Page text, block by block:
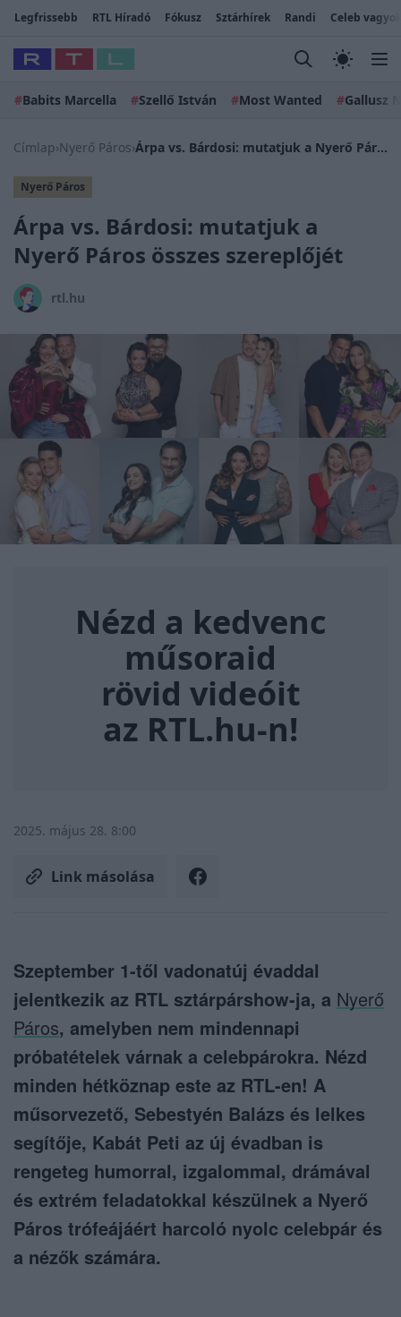
Legfrissebb RTL Híradó Fókusz Sztárhírek Randi Celeb
#Babits Marcella #Szellő István #Most Wanted #Gallusz
Címlap›Nyerő Páros› Árpa vs. Bárdosi: mutatjuk a Nyerő Páros összes szereplőjét
Nyerő Páros
Árpa vs. Bárdosi: mutatjuk a
Nyerő Páros összes szereplőjét
rtl.hu
Nézd a kedvenc
műsoraid
rövid videóit
az RTL.hu-n!
2025. május 28. 8:00
Link másolása
Szeptember 1-től vadonatúj évaddal
jelentkezik az RTL sztárpárshow-ja, a Nyerő
Páros, amelyben nem mindennapi
próbatételek várnak a celebpárokra. Nézd
minden hétköznap este az RTL-en! A
műsorvezető, Sebestyén Balázs és lelkes
segítője, Kabát Peti az új évadban is
rengeteg humorral, izgalommal, drámával
és extrém feladatokkal készülnek a Nyerő
Páros trófeájáért harcoló nyolc celebpár és
a nézők számára.